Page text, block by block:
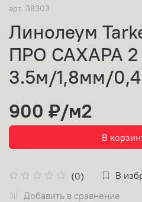
арт. 38303
Линолеум
ПРО САХАРА 2
3.5м/1,8мм/0,4
(0)
В
Добавить в сравнение
900 ₽/м2
В